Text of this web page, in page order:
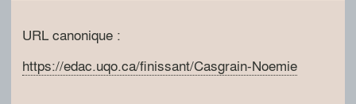
URL canonique :
https://edac.uqo.ca/finissant/Casgrain-Noemie